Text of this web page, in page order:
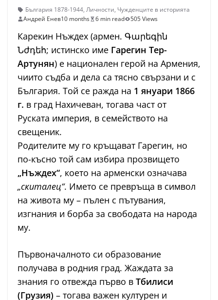
България 1878-1944, Личности, Чужденците в историята
Андрей Енев10 months 6 min read 505 Views
Карекин Нъждех (армен. Գարեգին
Նժդեհ; истинско име Гарегин Тер-
Артунян) е национален герой на Армения,
чиито съдба и дела са тясно свързани и с
България. Той се ражда на 1 януари 1866
г. в град Нахичеван, тогава част от
Руската империя, в семейството на
свещеник.
Родителите му го кръщават Гарегин, но
по-късно той сам избира прозвището
„Нъждех“, което на арменски означава
„скиталец“. Името се превръща в символ
на живота му – пълен с пътувания,
изгнания и борба за свободата на народа
му.
Първоначалното си образование
получава в родния град. Жаждата за
знания го отвежда първо в Тбилиси
(Грузия) – тогава важен културен и